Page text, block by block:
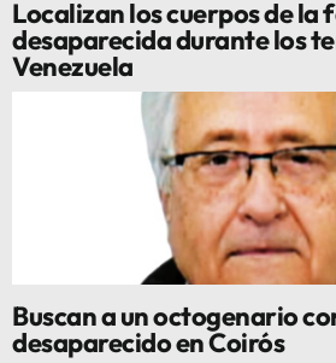
Localizan los cuerpos de la
desaparecida durante los
Venezuela
Buscan a un octogenario
desaparecido en Coirós